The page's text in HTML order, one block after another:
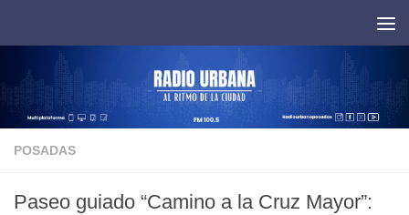
POSADAS
Paseo guiado “Camino a la Cruz Mayor”: